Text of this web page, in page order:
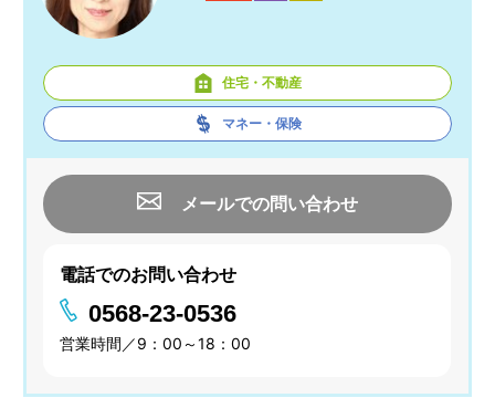
住宅・不動産
マネー・保険
メールでの問い合わせ
電話でのお問い合わせ
0568-23-0536
営業時間／9：00～18：00